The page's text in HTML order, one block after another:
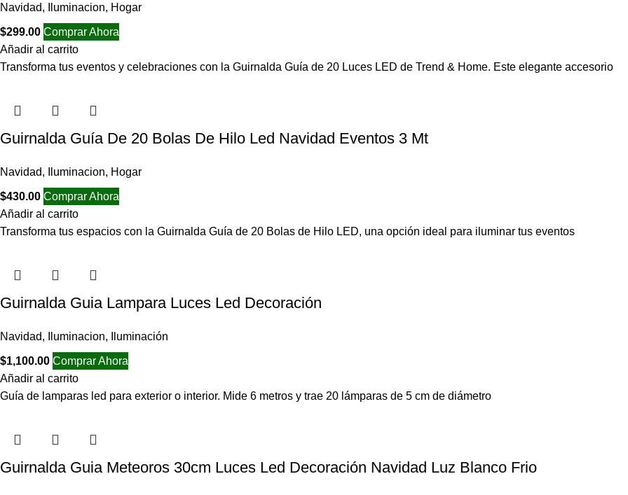
Navidad, Iluminacion, Hogar
$299.00 Comprar Ahora
Añadir al carrito
Transforma tus eventos y celebraciones con la Guirnalda Guía de 20 Luces LED de Trend & Home. Este elegante accesorio
Guirnalda Guía De 20 Bolas De Hilo Led Navidad Eventos 3 Mt
Navidad, Iluminacion, Hogar
$430.00 Comprar Ahora
Añadir al carrito
Transforma tus espacios con la Guirnalda Guía de 20 Bolas de Hilo LED, una opción ideal para iluminar tus eventos
Guirnalda Guia Lampara Luces Led Decoración
Navidad, Iluminacion, Iluminación
$1,100.00 Comprar Ahora
Añadir al carrito
Guía de lamparas led para exterior o interior. Mide 6 metros y trae 20 lámparas de 5 cm de diámetro
Guirnalda Guia Meteoros 30cm Luces Led Decoración Navidad Luz Blanco Frio